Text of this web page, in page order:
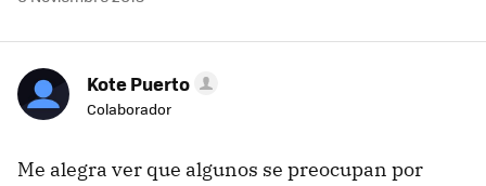
Kote Puerto
Colaborador
Me alegra ver que algunos se preocupan por